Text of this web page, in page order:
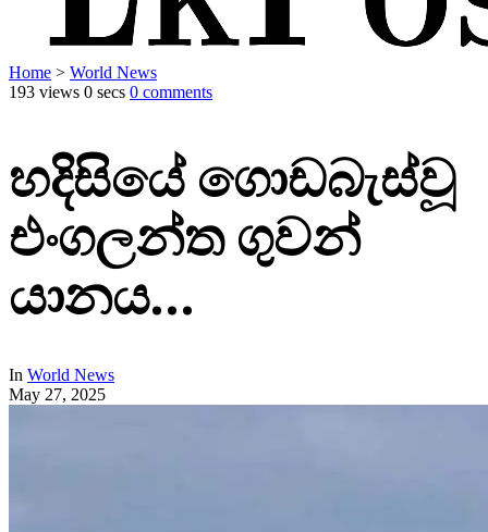
Home > World News
193 views 0 secs 0 comments
හදිසියේ ගොඩබැස්වූ
එංගලන්ත ගුවන්
යානය…
In World News
May 27, 2025